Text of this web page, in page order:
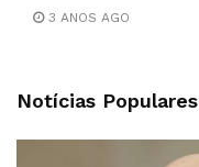
3 ANOS AGO
Notícias Populares